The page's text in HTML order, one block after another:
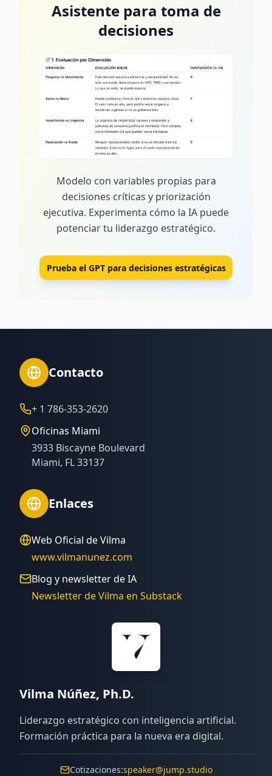
Asistente para toma de
decisiones
Modelo con variables propias para
decisiones críticas y priorización
ejecutiva. Experimenta cómo la IA puede
potenciar tu liderazgo estratégico.
Prueba el GPT para decisiones estratégicas
Contacto
+ 1 786-353-2620
Oficinas Miami
3933 Biscayne Boulevard
Miami, FL 33137
Enlaces
Web Oficial de Vilma
www.vilmanunez.com
Blog y newsletter de IA
Newsletter de Vilma en Substack
Vilma Núñez, Ph.D.
Liderazgo estratégico con inteligencia artificial.
Formación práctica para la nueva era digital.
Cotizaciones:speaker@jump.studio